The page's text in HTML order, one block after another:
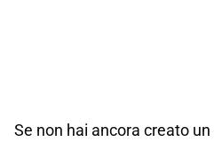
Se non hai ancora creato